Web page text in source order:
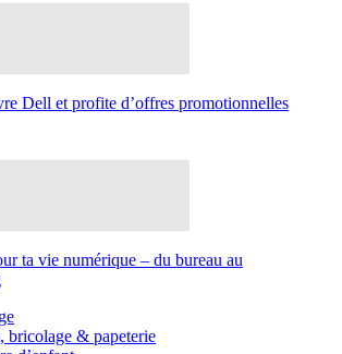
Dell et profite d’offres promotionnelles
ta vie numérique – du bureau au
bricolage & papeterie